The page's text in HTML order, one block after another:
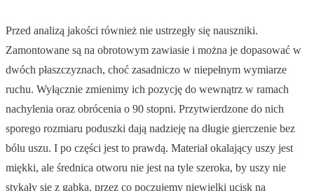
Przed analizą jakości również nie ustrzegły się nauszniki.
Zamontowane są na obrotowym zawiasie i można je dopasować w
dwóch płaszczyznach, choć zasadniczo w niepełnym wymiarze
ruchu. Wyłącznie zmienimy ich pozycję do wewnątrz w ramach
nachylenia oraz obrócenia o 90 stopni. Przytwierdzone do nich
sporego rozmiaru poduszki dają nadzieję na długie gierczenie bez
bólu uszu. I po części jest to prawdą. Materiał okalający uszy jest
miękki, ale średnica otworu nie jest na tyle szeroka, by uszy nie
stykały się z gąbką, przez co poczujemy niewielki ucisk na